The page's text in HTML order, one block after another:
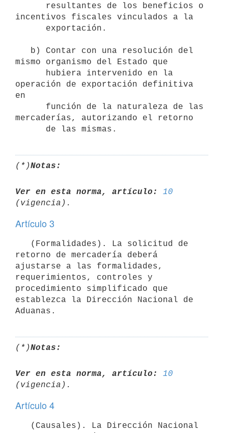
incentivos fiscales vinculados a la
mismo organismo del Estado que
operación de exportación definitiva
en
mercaderías, autorizando el retorno
(*)Notas:
Ver en esta norma, artículo:
10
Artículo 3
retorno de mercadería deberá
ajustarse a las formalidades,
requerimientos, controles y
procedimiento simplificado que
establezca la Dirección Nacional de
(*)Notas:
Ver en esta norma, artículo:
10
Artículo 4